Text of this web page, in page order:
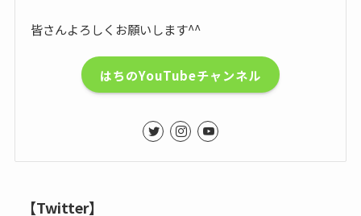
皆さんよろしくお願いします^^
はちのYouTubeチャンネル
【Twitter】